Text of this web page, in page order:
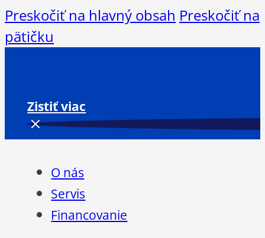
Preskočiť na hlavný obsah Preskočiť na
pätičku
Zistiť viac
O nás
Servis
Financovanie